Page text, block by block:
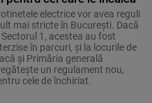
electrice vor avea reguli
mai stricte în București. Dacă
1, acestea au fost
în parcuri, și la locurile de
și Primăria generală
un regulament nou,
cele de închiriat.